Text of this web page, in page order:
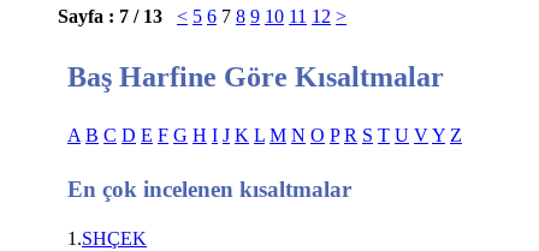
Sayfa : 7 / 13 < 5 6 7 8 9 10 11 12 >
Baş Harfine Göre Kısaltmalar
A B C D E F G H I J K L M N O P R S T U VY Z
En çok incelenen kısaltmalar
1.SHÇEK